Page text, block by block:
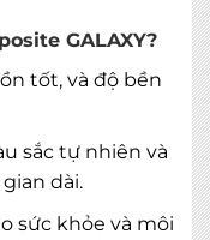
GALAXY?
tốt, và độ bền
sắc tự nhiên và
dài.
sức khỏe và môi